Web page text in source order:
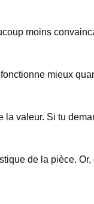
moins
mieux
valeur. Si tu
de la pièce.